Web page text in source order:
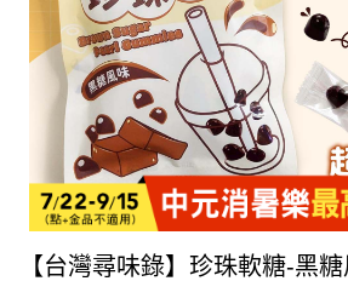
【台灣尋味錄】珍珠軟糖-黑